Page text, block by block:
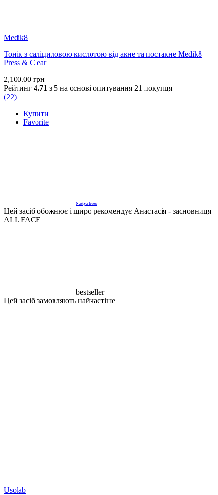
використовуватись влітку, адже не викликає фоточутливості.
Кому підходить?
Тьмяна шкіра, пігментні плями, постакне, нерівний тон,
чутлива шкіра.
Доказова база
Medik8
Тонік з саліциловою кислотою від акне та постакне Medik8
Press & Clear
2,100.00 грн
Рейтинг 4.71 з 5 на основі опитування 21 покупця
(22)
Купити
Favorite
Nastya loves
Цей засіб обожнює і щиро рекомендує Анастасія - засновниця
ALL FACE
bestseller
Цей засіб замовляють найчастіше
Usolab